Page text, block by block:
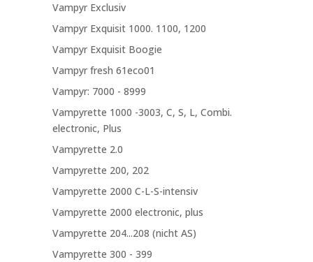
Vampyr Exclusiv
Vampyr Exquisit 1000. 1100, 1200
Vampyr Exquisit Boogie
Vampyr fresh 61eco01
Vampyr: 7000 - 8999
Vampyrette 1000 -3003, C, S, L, Combi.
electronic, Plus
Vampyrette 2.0
Vampyrette 200, 202
Vampyrette 2000 C-L-S-intensiv
Vampyrette 2000 electronic, plus
Vampyrette 204...208 (nicht AS)
Vampyrette 300 - 399